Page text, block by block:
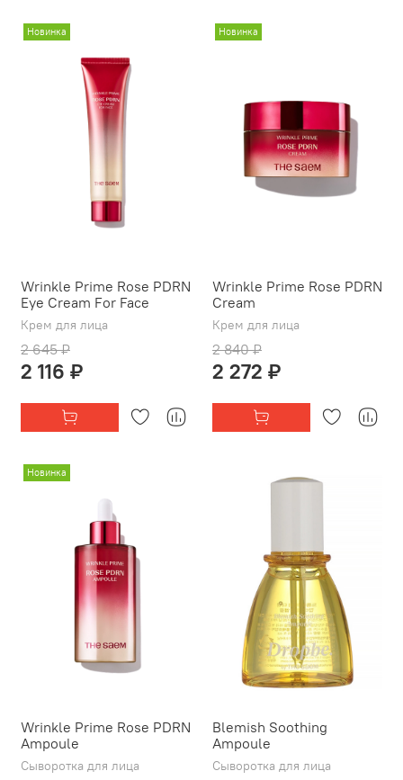
Новинка
Wrinkle Prime Rose PDRN
Eye Cream For Face
Крем для лица
2 645 ₽
2 116 ₽
Новинка
Wrinkle Prime Rose PDRN
Cream
Крем для лица
2 840 ₽
2 272 ₽
Новинка
Wrinkle Prime Rose PDRN
Ampoule
Сыворотка для лица
Blemish Soothing
Ampoule
Сыворотка для лица